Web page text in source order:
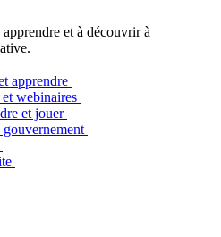
et à découvrir à
apprendre
webinaires
et jouer